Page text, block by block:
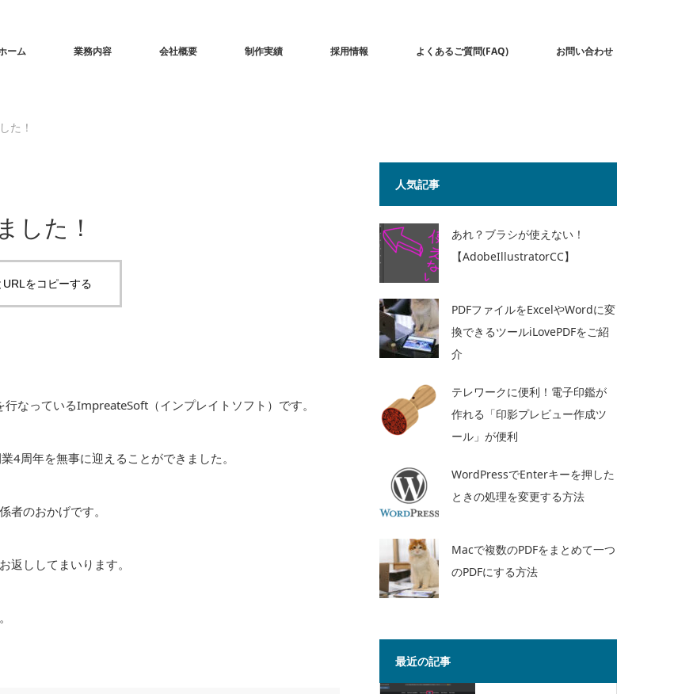
ーム 業務内容 会社概要 制作実績 採用情報 よくあるご質問(FAQ) お問い合わせ
た！
した！
をコピーする
なっているImpreateSoft（インプレイトソフト）です。
周年を無事に迎えることができました。
者のおかげです。
ししてまいります。
人気記事
あれ？ブラシが使えない！
【AdobeIllustratorCC】
PDFファイルをExcelやWordに変
換できるツールiLovePDFをご紹
介
テレワークに便利！電子印鑑が
作れる「印影プレビュー作成ツ
ール」が便利
WordPressでEnterキーを押した
ときの処理を変更する方法
Macで複数のPDFをまとめて一つ
のPDFにする方法
最近の記事